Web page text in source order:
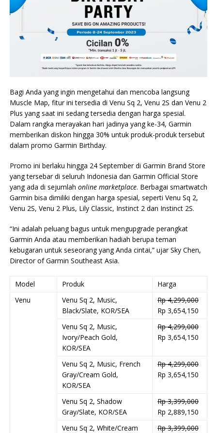
Bagi Anda yang ingin mengetahui dan mencoba langsung
Muscle Map, fitur ini tersedia di Venu Sq 2, Venu 2S dan Venu 2
Plus yang saat ini sedang tersedia dengan harga spesial.
Dalam rangka merayakan hari jadinya yang ke-34, Garmin
memberikan diskon hingga 30% untuk produk-produk tersebut
dalam promo Garmin Birthday.
Promo ini berlaku hingga 24 September di Garmin Brand Store
yang tersebar di seluruh Indonesia dan Garmin Official Store
yang ada di sejumlah online marketplace. Berbagai smartwatch
Garmin bisa dimiliki dengan harga spesial, seperti Venu Sq 2,
Venu 2S, Venu 2 Plus, Lily Classic, Instinct 2 dan Instinct 2S.
“Ini adalah peluang bagus untuk mengupgrade perangkat
Garmin Anda atau memberikan hadiah berupa teman
kebugaran untuk seseorang yang Anda cintai,” ujar Sky Chen,
Director of Garmin Southeast Asia.
Model Produk
Harga
Venu
Venu Sq 2, Music,
Black/Slate, KOR/SEA
Rp 4,299,000
Rp 3,654,150
Venu Sq 2, Music,
Ivory/Peach Gold,
KOR/SEA
Rp 4,299,000
Rp 3,654,150
Venu Sq 2, Music, French
Gray/Cream Gold,
KOR/SEA
Rp 4,299,000
Rp 3,654,150
Venu Sq 2, Shadow
Gray/Slate, KOR/SEA
Rp 3,399,000
Rp 2,889,150
Venu Sq 2, White/Cream
Rp 3,399,000